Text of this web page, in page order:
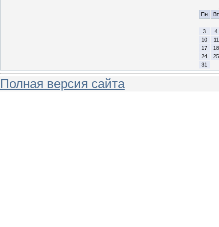
Пн
Вт
3
4
10
11
17
18
24
25
31
Полная версия сайта